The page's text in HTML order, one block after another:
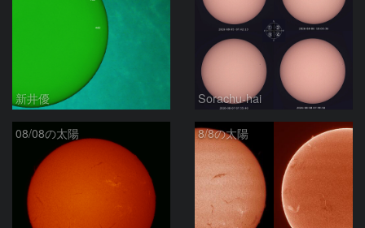
新井優 Sorachu-hai
08/08の太陽 8/8の太陽